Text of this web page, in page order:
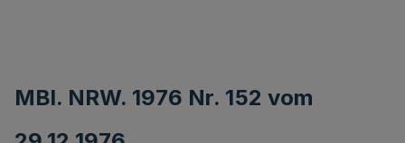
MBl. NRW. 1976 Nr. 152 vom